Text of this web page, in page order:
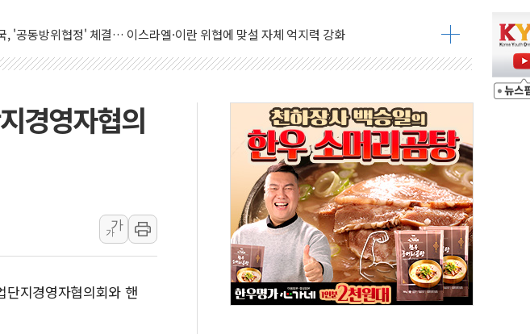
명령 검토…"이르면 다음 주"
회장 공사 중단 명령…트럼프 제동
급등…시장은 "또 개입했나" 촉각
프리뷰...美 고용 쇼크에 반도체주 '활짝'
쇼크에 금리 인상 우려 후퇴…나스닥 선물 1%대 상승
...아틀라시안·클라우드플레어·태양광주↑ VS 트레이드데스크·웬디스↓
"6·25 미군 실종자 7359명 끝까지 찾겠다"
정책특보 내정설...포항시 '시끌'
다음 100년 밑거름…수도권 집중 완화 전환점"
경영자협의
가
가
지경영자협의회와 핸